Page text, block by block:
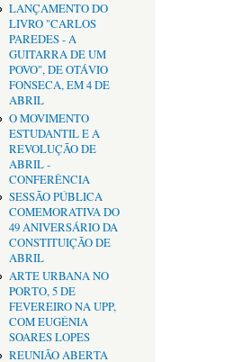
LANÇAMENTO DO
LIVRO "CARLOS
PAREDES - A
GUITARRA DE UM
POVO", DE OTÁVIO
FONSECA, EM 4 DE
ABRIL
O MOVIMENTO
ESTUDANTIL E A
REVOLUÇÃO DE
ABRIL -
CONFERÊNCIA
SESSÃO PÚBLICA
COMEMORATIVA DO
49 ANIVERSÁRIO DA
CONSTITUIÇÃO DE
ABRIL
ARTE URBANA NO
PORTO, 5 DE
FEVEREIRO NA UPP,
COM EUGÉNIA
SOARES LOPES
REUNIÃO ABERTA